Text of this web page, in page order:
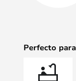
Perfecto